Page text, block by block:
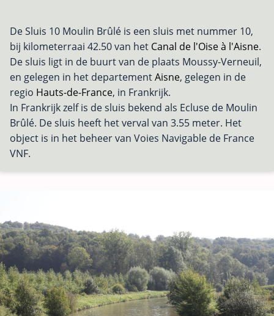
De Sluis 10 Moulin Brûlé is een sluis met nummer 10,
bij kilometerraai 42.50 van het Canal de l'Oise à l'Aisne.
De sluis ligt in de buurt van de plaats Moussy-Verneuil,
en gelegen in het departementAisne, gelegen in de
regio Hauts-de-France, in Frankrijk.
In Frankrijk zelf is de sluis bekend als Ecluse de Moulin
Brûlé. De sluis heeft het verval van 3.55 meter. Het
object is in het beheer van Voies Navigable de France
VNF.